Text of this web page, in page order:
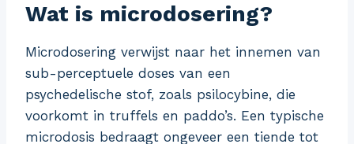
Wat is microdosering?
Microdosering verwijst naar het innemen van
sub-perceptuele doses van een
psychedelische stof, zoals psilocybine, die
voorkomt in truffels en paddo’s. Een typische
microdosis bedraagt ongeveer een tiende tot